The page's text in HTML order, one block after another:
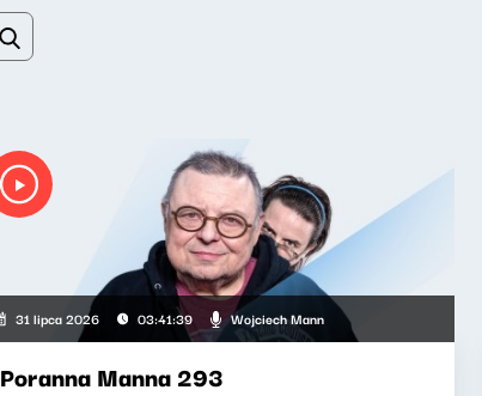
31 lipca 2026 03:41:39 Wojciech Mann
Poranna Manna 293